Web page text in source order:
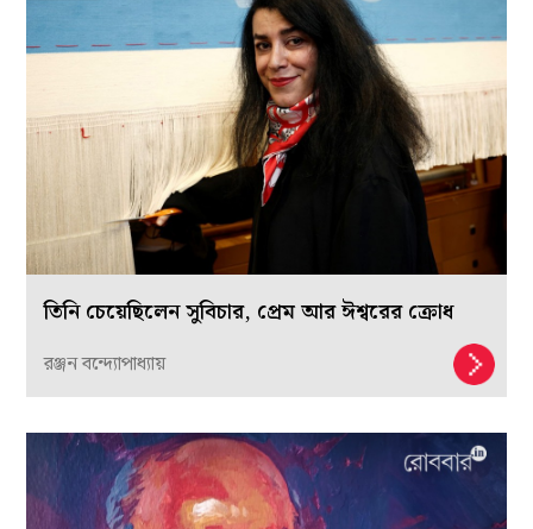
তিনি চেয়েছিলেন সুবিচার, প্রেম আর ঈশ্বরের ক্রোধ
রঞ্জন বন্দ্যোপাধ্যায়